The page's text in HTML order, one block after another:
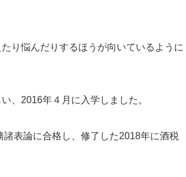
り悩んだりするほうが向いているように
、2016年４月に入学しました。
表論に合格し、修了した2018年に酒税